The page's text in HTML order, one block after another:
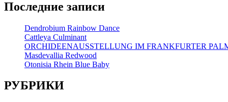
Последние записи
Dendrobium Rainbow Dance
Cattleya Culminant
ORCHIDEENAUSSTELLUNG IM FRANKFURTER
Masdevallia Redwood
Otonisia Rhein Blue Baby
РУБРИКИ